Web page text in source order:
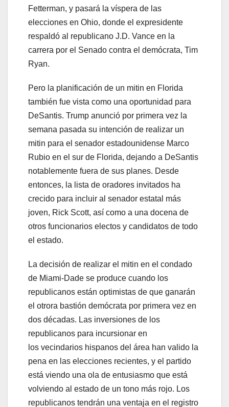
Fetterman, y pasará la víspera de las
elecciones en Ohio, donde el expresidente
respaldó al republicano J.D. Vance en la
carrera por el Senado contra el demócrata, Tim
Ryan.
Pero la planificación de un mitin en Florida
también fue vista como una oportunidad para
DeSantis. Trump anunció por primera vez la
semana pasada su intención de realizar un
mitin para el senador estadounidense Marco
Rubio en el sur de Florida, dejando a DeSantis
notablemente fuera de sus planes. Desde
entonces, la lista de oradores invitados ha
crecido para incluir al senador estatal más
joven, Rick Scott, así como a una docena de
otros funcionarios electos y candidatos de todo
el estado.
La decisión de realizar el mitin en el condado
de Miami-Dade se produce cuando los
republicanos están optimistas de que ganarán
el otrora bastión demócrata por primera vez en
dos décadas. Las inversiones de los
republicanos para incursionar en
los vecindarios hispanos del área han valido la
pena en las elecciones recientes, y el partido
está viendo una ola de entusiasmo que está
volviendo al estado de un tono más rojo. Los
republicanos tendrán una ventaja en el registro